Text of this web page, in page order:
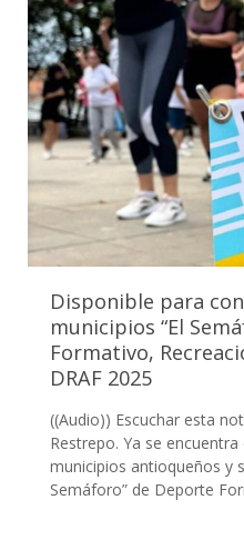
Disponible para
municipios “El
Formativo,
DRAF 2025
((Audio)) Escuchar esta
Restrepo. Ya se
municipios antioqueños y
Semáforo” de Deporte